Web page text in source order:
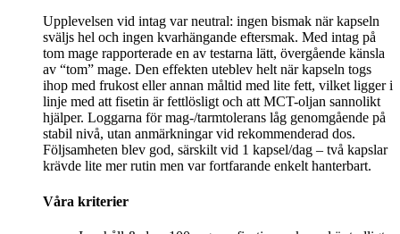
Upplevelsen vid intag var neutral: ingen bismak när kapseln
sväljs hel och ingen kvarhängande eftersmak. Med intag på
tom mage rapporterade en av testarna lätt, övergående känsla
av “tom” mage. Den effekten uteblev helt när kapseln togs
ihop med frukost eller annan måltid med lite fett, vilket ligger i
linje med att fisetin är fettlösligt och att MCT-oljan sannolikt
hjälper. Loggarna för mag-/tarmtolerans låg genomgående på
stabil nivå, utan anmärkningar vid rekommenderad dos.
Följsamheten blev god, särskilt vid 1 kapsel/dag – två kapslar
krävde lite mer rutin men var fortfarande enkelt hanterbart.
Våra kriterier